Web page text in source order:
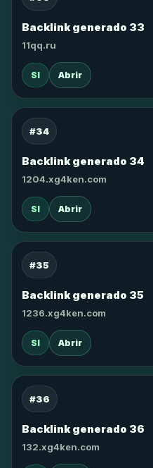
Backlink generado 33
11qq.ru
SI Abrir
#34
Backlink generado 34
1204.xg4ken.com
SI Abrir
#35
Backlink generado 35
1236.xg4ken.com
SI Abrir
#36
Backlink generado 36
132.xg4ken.com